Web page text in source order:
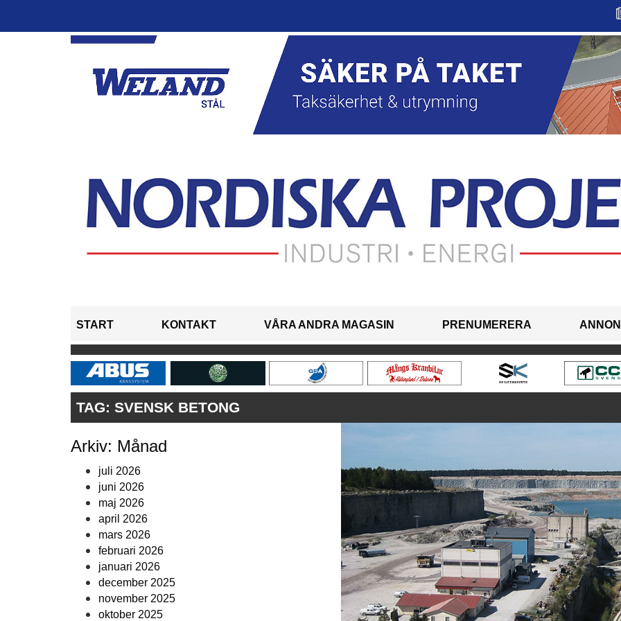
START KONTAKT VÅRA ANDRA MAGASIN PRENUMERERA
TAG: SVENSK BETONG
Arkiv: Månad
juli 2026
juni 2026
maj 2026
april 2026
mars 2026
februari 2026
januari 2026
december 2025
november 2025
oktober 2025